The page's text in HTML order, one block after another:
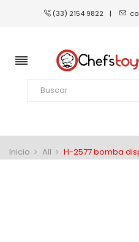
(33) 2154 9822 |
Inicio All H-2577 bomba